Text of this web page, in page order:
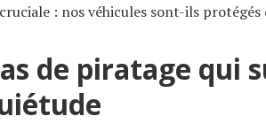
: nos véhicules sont-ils
de piratage qui